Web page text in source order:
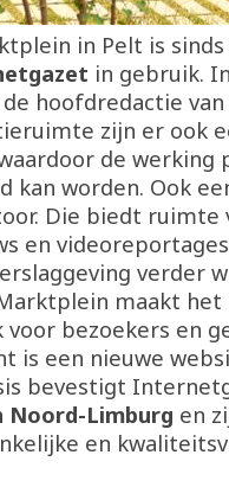
in Pelt is
in gebruik.
hoofdredactie
zijn er ook
de werking
kan worden. Ook
Die biedt ruimte
en
verder
maakt het
bezoekers en
is een nieuwe
bevestigt
Noord-Limburg en
en